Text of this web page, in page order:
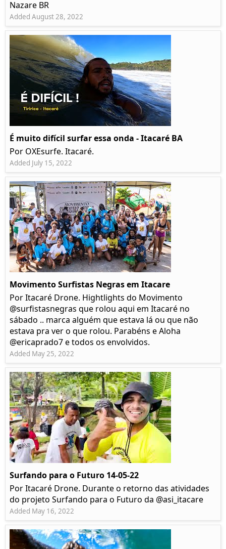
Nazare BR
Added August 28, 2022
É muito difícil surfar essa onda - Itacaré BA
Por OXEsurfe. Itacaré.
Added July 15, 2022
Movimento Surfistas Negras em Itacare
Por Itacaré Drone. Hightlights do Movimento
@surfistasnegras que rolou aqui em Itacaré no
sábado .. marca alguém que estava lá ou que não
estava pra ver o que rolou. Parabéns e Aloha
@ericaprado7 e todos os envolvidos.
Added May 25, 2022
Surfando para o Futuro 14-05-22
Por Itacaré Drone. Durante o retorno das atividades
do projeto Surfando para o Futuro da @asi_itacare
Added May 16, 2022